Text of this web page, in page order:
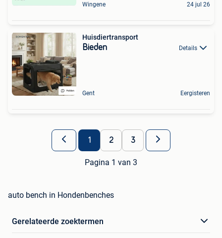
Wingene 24 jul 26
Huisdiertransport
Bieden Details
Gent Eergisteren
1 2 3
Pagina 1 van 3
auto bench in Hondenbenches
Gerelateerde zoektermen